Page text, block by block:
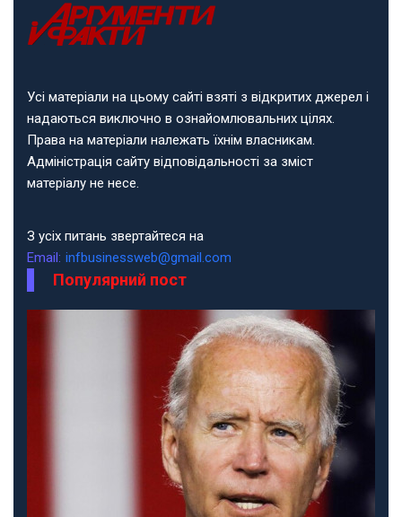
Усі матеріали на цьому сайті взяті з відкритих джерел і
надаються виключно в ознайомлювальних цілях.
Права на матеріали належать їхнім власникам.
Адміністрація сайту відповідальності за зміст
матеріалу не несе.
З усіх питань звертайтеся на
Email: infbusinessweb@gmail.com
Популярний пост